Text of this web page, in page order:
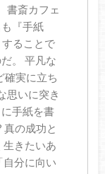
書斎カフェ
『手紙
ることで
。 平凡な
確実に立ち
思いに突き
手紙を書
の成功と
生きたいあ
自分に向い